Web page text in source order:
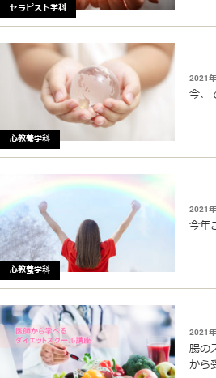
セラピスト学科
2021
今、
心教養学科
2021
今年
心教養学科
2021
腸の
から